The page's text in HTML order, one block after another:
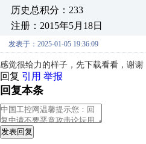
历史总积分：233
注册：2015年5月18日
发表于：2025-01-05 19:36:09
感觉很给力的样子，先下载看看，谢谢
回复 引用 举报
回复本条
发表回复